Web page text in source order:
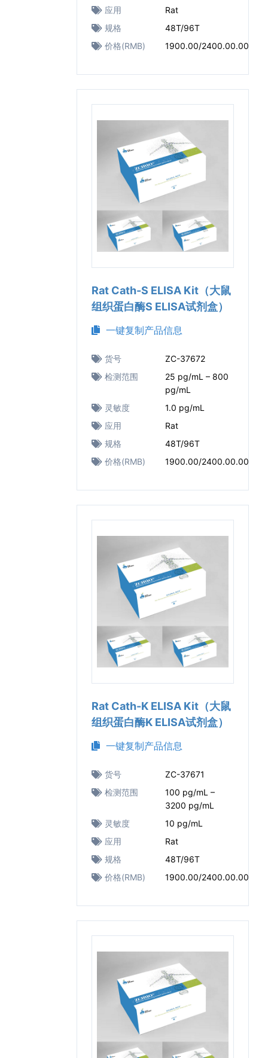
应用
Rat
规格
48T/96T
价格(RMB)
1900.00/2400.00.00
Rat Cath-S ELISA Kit（大鼠
组织蛋白酶S ELISA试剂盒）
一键复制产品信息
货号
ZC-37672
检测范围
25 pg/mL – 800
pg/mL
灵敏度
1.0 pg/mL
应用
Rat
规格
48T/96T
价格(RMB)
1900.00/2400.00.00
Rat Cath-K ELISA Kit（大鼠
组织蛋白酶K ELISA试剂盒）
一键复制产品信息
货号
ZC-37671
检测范围
100 pg/mL –
3200 pg/mL
灵敏度
10 pg/mL
应用
Rat
规格
48T/96T
价格(RMB)
1900.00/2400.00.00